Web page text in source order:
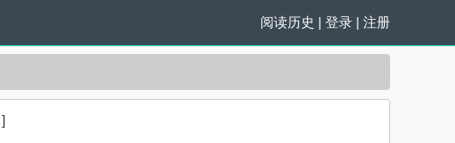
阅读历史 | 登录 | 注册
]